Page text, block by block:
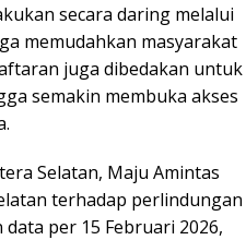
secara daring melalui
memudahkan masyarakat
juga dibedakan untuk
semakin membuka akses
Selatan, Maju Amintas
terhadap perlindungan
per 15 Februari 2026,